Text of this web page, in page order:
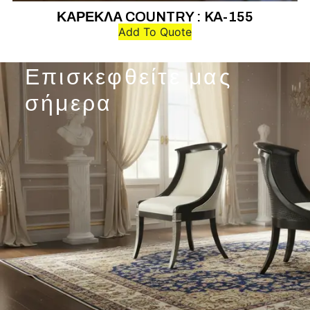
ΚΑΡΕΚΛΑ COUNTRY : KA-155
Add To Quote
Επισκεφθείτε μας
σήμερα